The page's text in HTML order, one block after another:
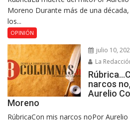
Moreno Durante más de una
los...
OPINIÓN
julio 10,
La
narcos
Aurelio
Moreno
RúbricaCon mis narcos noPor